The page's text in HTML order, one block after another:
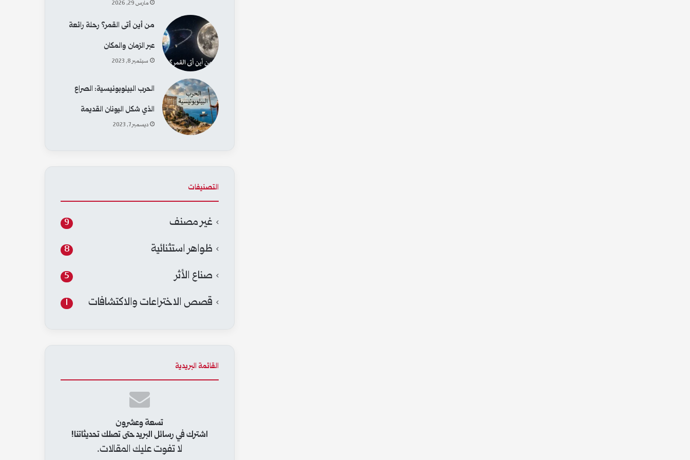
مارس 29, 2026
من أين أتى القمر؟ رحلة رائعة
عبر الزمان والمكان
سبتمبر 8, 2023
الحرب البيلوبونيسية: الصراع
الذي شكل اليونان القديمة
ديسمبر 7, 2023
التصنيفات
غير مصنف 9
ظواهر استثنائية 8
صناع الأثر 5
قصص الاختراعات والاكتشافات 1
القائمة البريدية
تسعة وعشرون
اشترك في رسائل البريد حتى تصلك تحديثاتنا!
لا تفوت عليك المقالات.